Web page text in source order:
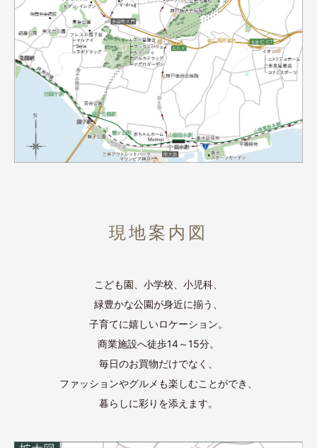
現地案内図
こども園、小学校、小児科、
緑豊かな公園が身近に揃う、
子育てに嬉しいロケーション。
商業施設へ徒歩14～15分。
毎日のお買物だけでなく、
ファッションやグルメも楽しむことができ、
暮らしに彩りを添えます。